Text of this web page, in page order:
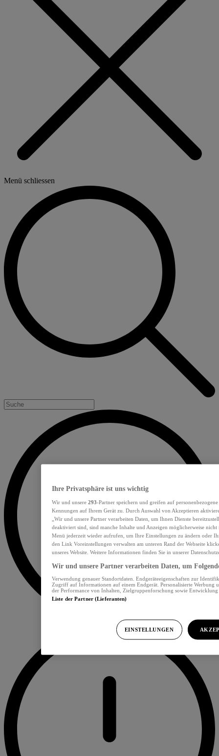
Menü schliessen
Ihre Privatsphäre ist uns wichtig
Wir und unsere 293-Partner speichern und greifen auf
Kennungen auf Ihrem Gerät zu. Durch Auswahl von Akzeptieren
„Wir und unsere Partner verarbeiten Daten, um Ihnen Dienste
deaktiviert sind, sind manche Inhalte und Anzeigen möglicherweise nicht
Menü jederzeit wieder aufrufen, um Ihre Einstellungen zu ändern oder
den Link Voreinstellungen verwalten am unteren Rand der Webseite
unseres Website. Weitere Informationen finden Sie in unserer
Wir und unsere Partner verarbeiten Daten, um
Verwendung genauer Standortdaten. Endgeräteeigenschaften zur
Zugriff auf Informationen auf einem Endgerät. Personalisierte Werbung
der Performance von Inhalten, Zielgruppenforschung sowie
Liste der Partner (Lieferanten)
EINSTELLUNGEN